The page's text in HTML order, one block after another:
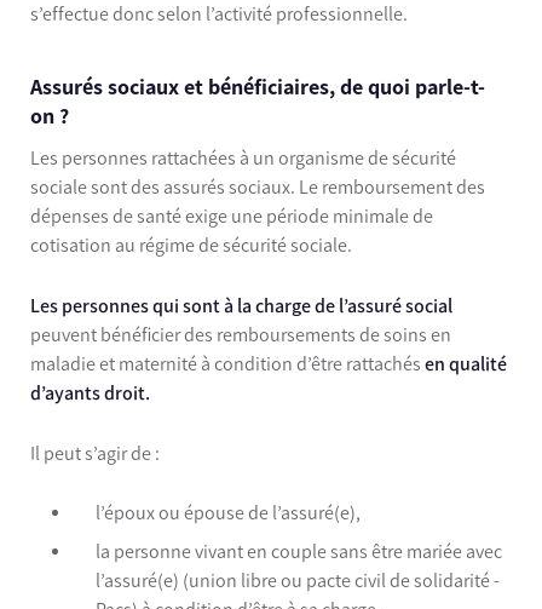
s’effectue donc selon l’activité professionnelle.
Assurés sociaux et bénéficiaires, de quoi parle-t-
on ?
Les personnes rattachées à un organisme de sécurité
sociale sont des assurés sociaux. Le remboursement des
dépenses de santé exige une période minimale de
cotisation au régime de sécurité sociale.
Les personnes qui sont à la charge de l’assuré social
peuvent bénéficier des remboursements de soins en
maladie et maternité à condition d’être rattachés en qualité
d’ayants droit.
Il peut s’agir de :
l’époux ou épouse de l’assuré(e),
la personne vivant en couple sans être mariée avec
l’assuré(e) (union libre ou pacte civil de solidarité -